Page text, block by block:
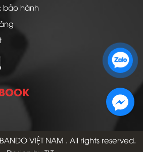
bảo hành
BANDO VIỆT NAM . All rights reserved.
Zalo 2: 0972 14 9900